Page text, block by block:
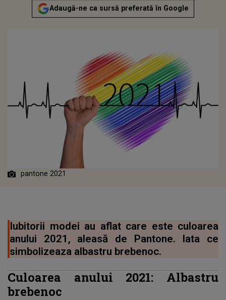
Adaugă-ne ca sursă preferată în Google
pantone 2021
Iubitorii modei au aflat care este culoarea
anului 2021, aleasă de Pantone. Iata ce
simbolizeaza albastru brebenoc.
Culoarea anului 2021: Albastru
brebenoc